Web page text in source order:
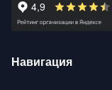
Навигация